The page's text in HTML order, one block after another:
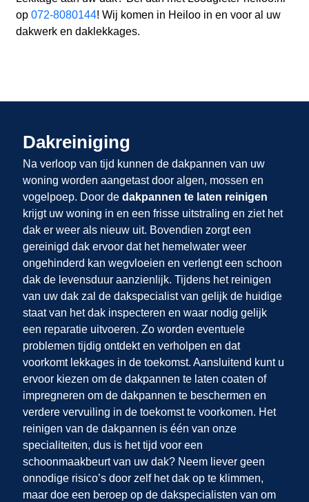
op 072-8080144! Wij komen in Heiloo in en voor al uw
dakwerk en daklekkages.
Dakreiniging
Na verloop van tijd kunnen de dakpannen van uw
woning worden aangetast door algen, mossen en
vogelpoep. Door de dakpannen te laten reinigen
krijgt uw woning in en een frisse uitstraling en ziet het
dak er weer als nieuw uit. Bovendien zorgt een
gereinigd dak ervoor dat het hemelwater weer
ongehinderd kan wegvloeien en verlengt een schoon
dak de levensduur aanzienlijk. Tijdens het reinigen
van uw dak zal de dakspecialist van gelijk de huidige
staat van het dak inspecteren en waar nodig gelijk
een reparatie uitvoeren. Zo worden eventuele
problemen tijdig ontdekt en verholpen en dat
voorkomt lekkages in de toekomst. Aansluitend kunt u
ervoor kiezen om de dakpannen te laten coaten of
impregneren om de dakpannen te beschermen en
verdere vervuiling in de toekomst te voorkomen. Het
reinigen van de dakpannen is één van onze
specialiteiten, dus is het tijd voor een
schoonmaakbeurt van uw dak? Neem liever geen
onnodige risico’s door zelf het dak op te klimmen,
maar doe een beroep op de dakspecialisten van om